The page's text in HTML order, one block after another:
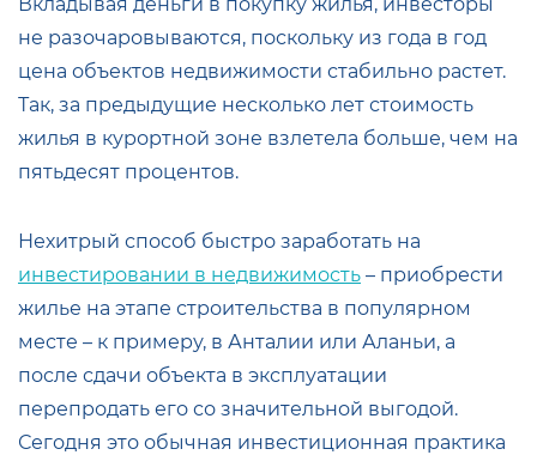
не разочаровываются, поскольку из года в год
цена объектов недвижимости стабильно растет.
Так, за предыдущие несколько лет стоимость
жилья в курортной зоне взлетела больше, чем на
пятьдесят процентов.
Нехитрый способ быстро заработать на
инвестировании в недвижимость – приобрести
жилье на этапе строительства в популярном
месте – к примеру, в Анталии или Аланьи, а
после сдачи объекта в эксплуатации
перепродать его со значительной выгодой.
Сегодня это обычная инвестиционная практика